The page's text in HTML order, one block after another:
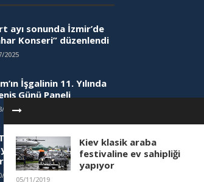
Kiev klasik araba
festivaline ev sahipliği
yapıyor
05/11/2019
ayı sonunda İzmir’de
Konseri” düzenlendi
2025
İşgalinin 11. Yılında
Günü Paneli
2025
Yetkilisinden
Hibrit Saldırılarına
Artan Tehdit Uyarısı
2024